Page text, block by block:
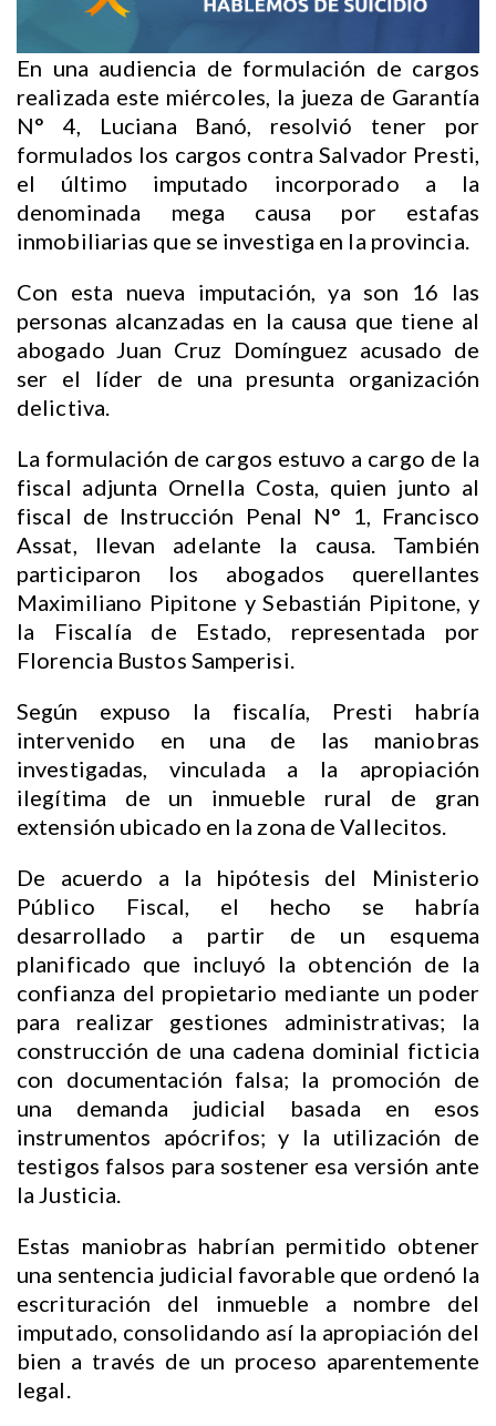
En una audiencia de formulación de cargos
realizada este miércoles, la jueza de Garantía
N° 4, Luciana Banó, resolvió tener por
formulados los cargos contra Salvador Presti,
el último imputado incorporado a la
denominada mega causa por estafas
inmobiliarias que se investiga en la provincia.
Con esta nueva imputación, ya son 16 las
personas alcanzadas en la causa que tiene al
abogado Juan Cruz Domínguez acusado de
ser el líder de una presunta organización
delictiva.
La formulación de cargos estuvo a cargo de la
fiscal adjunta Ornella Costa, quien junto al
fiscal de Instrucción Penal N° 1, Francisco
Assat, llevan adelante la causa. También
participaron los abogados querellantes
Maximiliano Pipitone y Sebastián Pipitone, y
la Fiscalía de Estado, representada por
Florencia Bustos Samperisi.
Según expuso la fiscalía, Presti habría
intervenido en una de las maniobras
investigadas, vinculada a la apropiación
ilegítima de un inmueble rural de gran
extensión ubicado en la zona de Vallecitos.
De acuerdo a la hipótesis del Ministerio
Público Fiscal, el hecho se habría
desarrollado a partir de un esquema
planificado que incluyó la obtención de la
confianza del propietario mediante un poder
para realizar gestiones administrativas; la
construcción de una cadena dominial ficticia
con documentación falsa; la promoción de
una demanda judicial basada en esos
instrumentos apócrifos; y la utilización de
testigos falsos para sostener esa versión ante
la Justicia.
Estas maniobras habrían permitido obtener
una sentencia judicial favorable que ordenó la
escrituración del inmueble a nombre del
imputado, consolidando así la apropiación del
bien a través de un proceso aparentemente
legal.